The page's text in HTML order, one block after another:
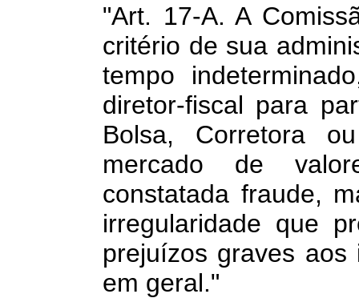
"Art. 17-A. A
critério de sua
tempo
diretor-fiscal para
Bolsa, Corretora
mercado de
constatada fraude,
irregularidade que
prejuízos graves
em geral."